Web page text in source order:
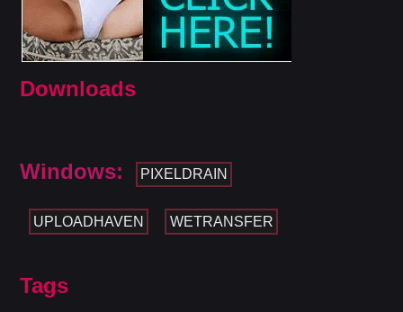
Downloads
Windows: PIXELDRAIN
UPLOADHAVEN WETRANSFER
Tags